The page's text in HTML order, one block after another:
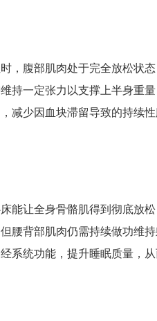
，腹部肌肉处于完全放松状
持一定张力以支撑上半身重
减少因血块滞留导致的持续
能让全身骨骼肌得到彻底放
腰背部肌肉仍需持续做功维
系统功能，提升睡眠质量，